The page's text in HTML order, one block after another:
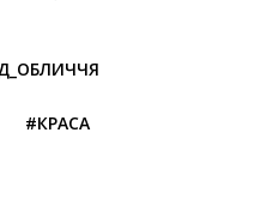
#КРАСА